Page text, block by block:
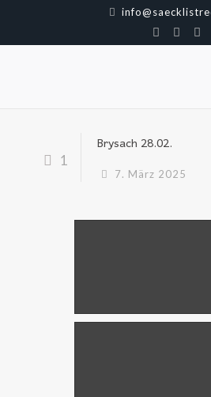
1
Brysach 28.02.
7. März 2025